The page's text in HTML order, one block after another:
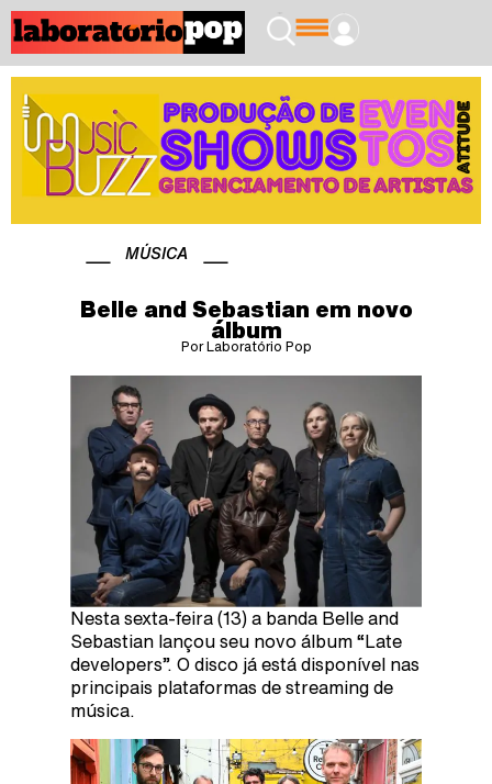
MÚSICA
Belle and Sebastian em novo
álbum
Por Laboratório Pop
Nesta sexta-feira (13) a banda Belle and
Sebastian lançou seu novo álbum “Late
developers”. O disco já está disponível nas
principais plataformas de streaming de
música.